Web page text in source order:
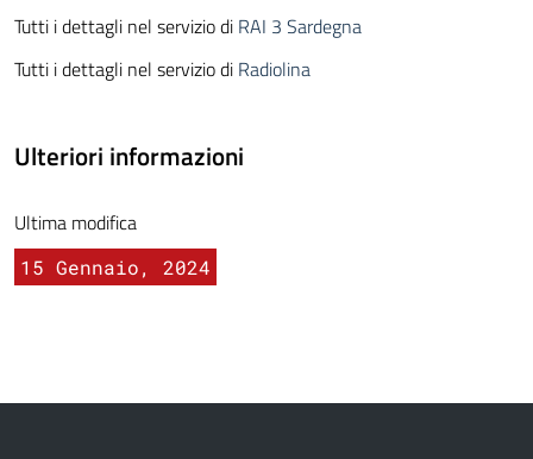
Tutti i dettagli nel servizio di RAI 3 Sardegna
Tutti i dettagli nel servizio di Radiolina
Ulteriori informazioni
Ultima modifica
15 Gennaio, 2024